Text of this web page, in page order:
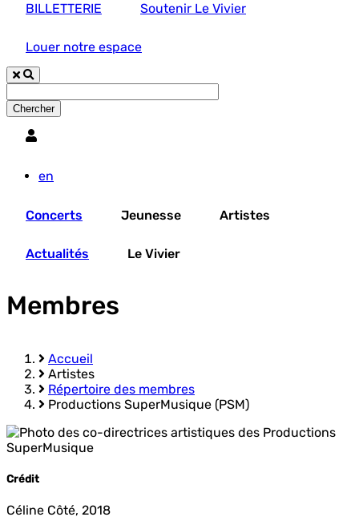
BILLETTERIE Soutenir Le Vivier
Louer notre espace
en
Concerts Jeunesse Artistes
Actualités Le Vivier
Membres
Fil
d'Ariane
Accueil
Artistes
Répertoire des membres
Productions SuperMusique (PSM)
Crédit
Céline Côté, 2018